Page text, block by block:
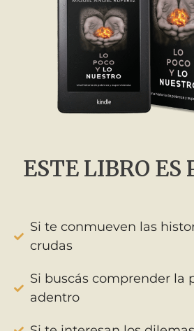
ESTE LIBRO ES
Si te conmueven las
crudas
Si buscás comprender la
adentro